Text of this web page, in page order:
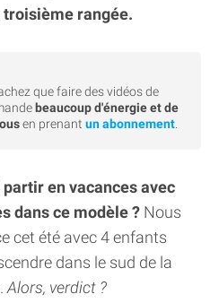
rangée.
que faire des vidéos de
beaucoup d'énergie et de
en prenant un abonnement.
en vacances avec
dans ce modèle ? Nous
cet été avec 4 enfants
dans le sud de la
Alors, verdict ?